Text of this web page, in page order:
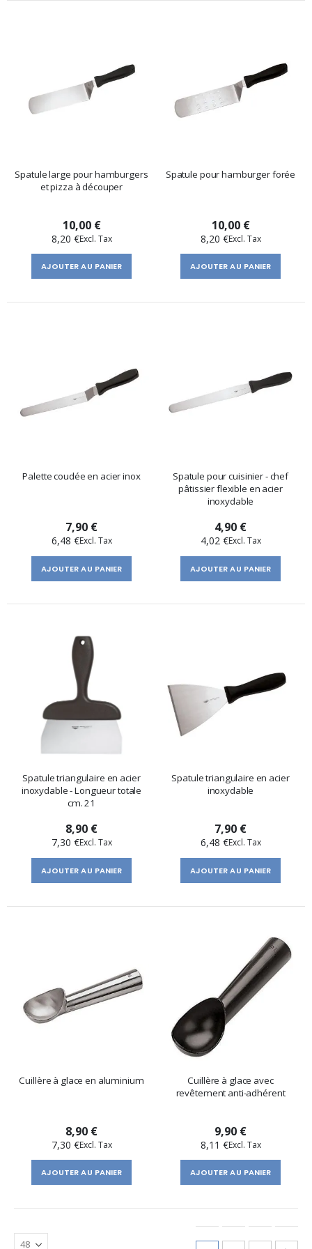
Spatule large pour hamburgers
et pizza à découper
10,00 €
8,20 €
AJOUTER AU PANIER
Spatule pour hamburger forée
10,00 €
8,20 €
AJOUTER AU PANIER
Palette coudée en acier inox
7,90 €
6,48 €
AJOUTER AU PANIER
Spatule pour cuisinier - chef
pâtissier flexible en acier
inoxydable
4,90 €
4,02 €
AJOUTER AU PANIER
Spatule triangulaire en acier
inoxydable - Longueur totale
cm. 21
8,90 €
7,30 €
AJOUTER AU PANIER
Spatule triangulaire en acier
inoxydable
7,90 €
6,48 €
AJOUTER AU PANIER
Cuillère à glace en aluminium
8,90 €
7,30 €
AJOUTER AU PANIER
Cuillère à glace avec
revêtement anti-adhérent
9,90 €
8,11 €
AJOUTER AU PANIER